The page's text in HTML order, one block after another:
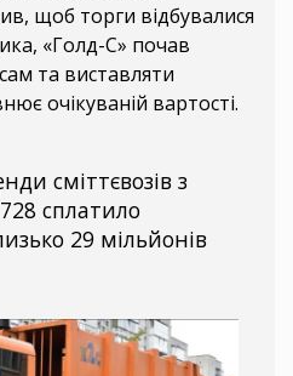
щоб торги відбувалися
«Голд-С» почав
та виставляти
очікуваній вартості.
сміттєвозів з
сплатило
29 мільйонів